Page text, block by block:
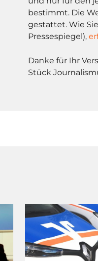
bestimmt. Die
gestattet. Wie
Pressespiegel),
Danke für Ihr
Stück